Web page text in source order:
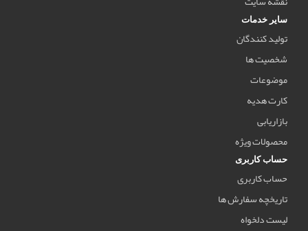
سایر خدمات
تولید کنندگان
شخصیت ها
موضوعات
کارت هدیه
بازاریابی
محصولات ویژه
حساب کاربری
حساب کاربری
تاریخچه سفارش ها
لیست دلخواه